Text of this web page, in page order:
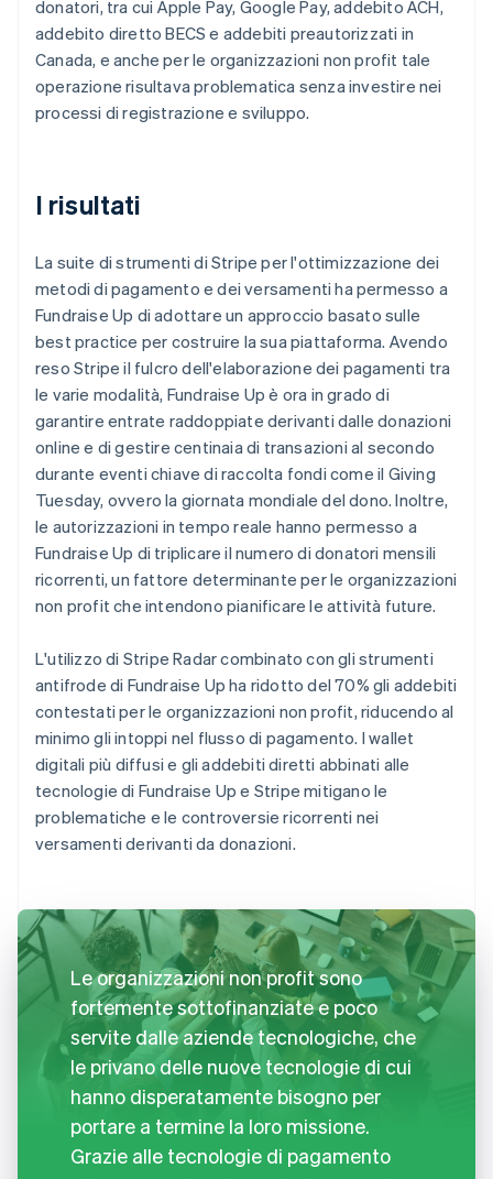
donatori, tra cui Apple Pay, Google Pay, addebito ACH,
addebito diretto BECS e addebiti preautorizzati in
Canada, e anche per le organizzazioni non profit tale
operazione risultava problematica senza investire nei
processi di registrazione e sviluppo.
I risultati
La suite di strumenti di Stripe per l'ottimizzazione dei
metodi di pagamento e dei versamenti ha permesso a
Fundraise Up di adottare un approccio basato sulle
best practice per costruire la sua piattaforma. Avendo
reso Stripe il fulcro dell'elaborazione dei pagamenti tra
le varie modalità, Fundraise Up è ora in grado di
garantire entrate raddoppiate derivanti dalle donazioni
online e di gestire centinaia di transazioni al secondo
durante eventi chiave di raccolta fondi come il Giving
Tuesday, ovvero la giornata mondiale del dono. Inoltre,
le autorizzazioni in tempo reale hanno permesso a
Fundraise Up di triplicare il numero di donatori mensili
ricorrenti, un fattore determinante per le organizzazioni
non profit che intendono pianificare le attività future.
L'utilizzo di Stripe Radar combinato con gli strumenti
antifrode di Fundraise Up ha ridotto del 70% gli addebiti
contestati per le organizzazioni non profit, riducendo al
minimo gli intoppi nel flusso di pagamento. I wallet
digitali più diffusi e gli addebiti diretti abbinati alle
tecnologie di Fundraise Up e Stripe mitigano le
problematiche e le controversie ricorrenti nei
versamenti derivanti da donazioni.
Le organizzazioni non profit sono
fortemente sottofinanziate e poco
servite dalle aziende tecnologiche, che
le privano delle nuove tecnologie di cui
hanno disperatamente bisogno per
portare a termine la loro missione.
Grazie alle tecnologie di pagamento